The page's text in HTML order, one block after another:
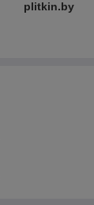
plitkin.by